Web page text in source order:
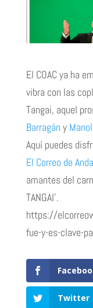
El COAC ya ha
vibra con las
Tangai, aquel
Barragán y
Aquí puedes
El Correo de
amantes del
TANGAI’.
https://
fue-y-es-clave-
Twitter